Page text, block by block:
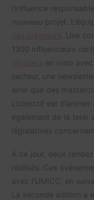
l’influence
nouveau projet.
. Une
1300 influenceurs
en visio
secteur, une
ainsi que des
L’objectif est
également de la tenir
législatives
À ce jour, deux
réalisés. Ces
avec l’UMICC, en
La seconde édition a